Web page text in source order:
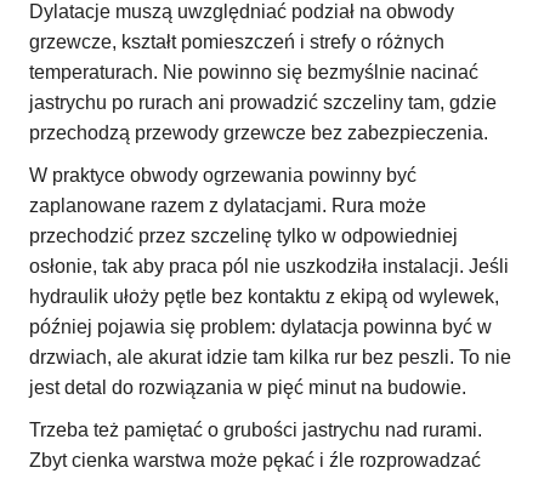
Dylatacje muszą uwzględniać podział na obwody
grzewcze, kształt pomieszczeń i strefy o różnych
temperaturach. Nie powinno się bezmyślnie nacinać
jastrychu po rurach ani prowadzić szczeliny tam, gdzie
przechodzą przewody grzewcze bez zabezpieczenia.
W praktyce obwody ogrzewania powinny być
zaplanowane razem z dylatacjami. Rura może
przechodzić przez szczelinę tylko w odpowiedniej
osłonie, tak aby praca pól nie uszkodziła instalacji. Jeśli
hydraulik ułoży pętle bez kontaktu z ekipą od wylewek,
później pojawia się problem: dylatacja powinna być w
drzwiach, ale akurat idzie tam kilka rur bez peszli. To nie
jest detal do rozwiązania w pięć minut na budowie.
Trzeba też pamiętać o grubości jastrychu nad rurami.
Zbyt cienka warstwa może pękać i źle rozprowadzać